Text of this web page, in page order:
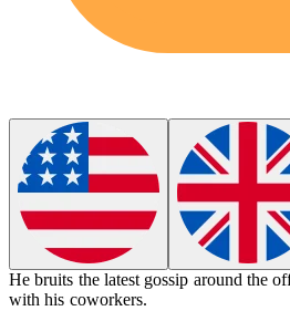
Hebruits the latest gossip around the
with his coworkers.